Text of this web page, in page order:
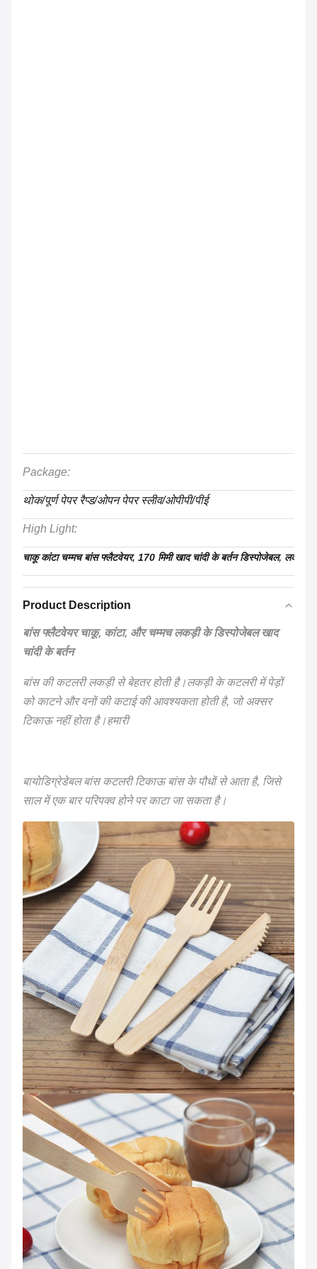
Package:
थोक/पूर्ण पेपर रैप्ड/ओपन पेपर स्लीव/ओपीपी/पीई
High Light:
चाकू कांटा चम्मच बांस फ्लैटवेयर, 170 मिमी खाद चांदी के बर्तन डिस्पोजेबल, लकड़ी के
Product Description
बांस फ्लैटवेयर चाकू, कांटा, और चम्मच लकड़ी के डिस्पोजेबल खाद
चांदी के बर्तन
बांस की कटलरी लकड़ी से बेहतर होती है।लकड़ी के कटलरी में पेड़ों
को काटने और वनों की कटाई की आवश्यकता होती है, जो अक्सर
टिकाऊ नहीं होता है।हमारी
बायोडिग्रेडेबल बांस कटलरी टिकाऊ बांस के पौधों से आता है, जिसे
साल में एक बार परिपक्व होने पर काटा जा सकता है।